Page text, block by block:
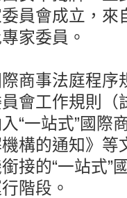
員會成立，來
家委員。
商事法庭程
會工作規則
“一站式”國際
構的通知》等
接的“一站式”
階段。